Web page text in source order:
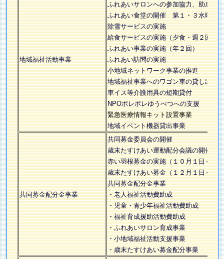
地域福祉活動事業
ふれあいサロンへの参加協力、助成
ふれあい食堂の開催 第１・３水曜日
除雪サービスの実施
給食サービスの実施（夕食・週２回）
ふれあい事業の実施（年２回）
ふれあい訪問の実施
小地域ネットワーク事業の推進
地域福祉事業へのワゴン車の貸し出し
車イス等介護用具の短期貸付
NPOポレポレゆうべつへの支援
緊急医療情報キット設置事業
地域イベント機器貸出事業
共同募金配分金事業
共同募金委員会の開催
歳末たすけあい運動配分会議の開催
赤い羽根募金の実施（１０月１日～１
歳末たすけあい募金（１２月１日～１
共同募金配分金事業
・老人福祉活動費助成
・児童・青少年福祉活動費助成
・福祉育成援助活動費助成
・ふれあいサロン育成事業
・小地域福祉活動支援事業
・歳末たすけあい募金配分事業